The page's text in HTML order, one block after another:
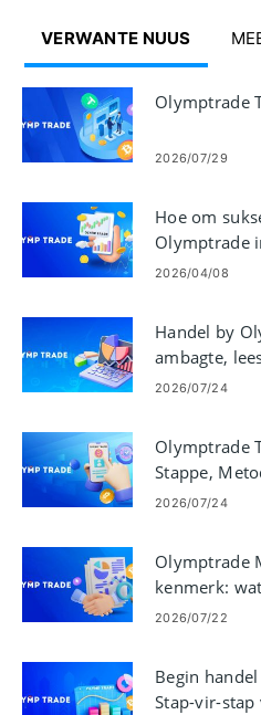
VERWANTE NUUS
Olymptrade
2026/07/29
Hoe om
Olymptrade
en
2026/04/08
Handel by
ambagte,
risiko
2026/07/24
Olymptrade
Stappe,
2026/07/24
Olymptrade
kenmerk:
2026/07/22
Begin
Stap-vir-